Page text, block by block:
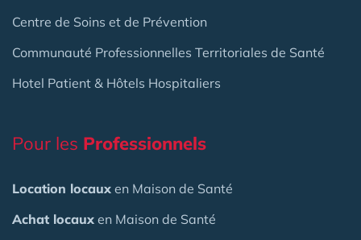
Centre de Soins et de Prévention
Communauté Professionnelles Territoriales de Santé
Hotel Patient & Hôtels Hospitaliers
Pour les Professionnels
Location locaux en Maison de Santé
Achat locaux en Maison de Santé